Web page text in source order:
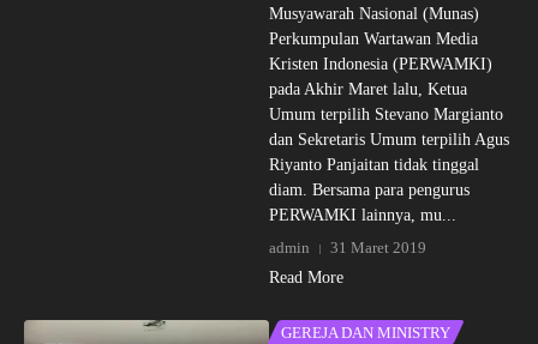
Musyawarah Nasional (Munas)
Perkumpulan Wartawan Media
Kristen Indonesia (PERWAMKI)
pada Akhir Maret lalu, Ketua
Umum terpilih Stevano Margianto
dan Sekretaris Umum terpilih Agus
Riyanto Panjaitan tidak tinggal
diam. Bersama para pengurus
PERWAMKI lainnya, mu...
admin
31 Maret 2019
Read More
GEREJA DAN MINISTRY